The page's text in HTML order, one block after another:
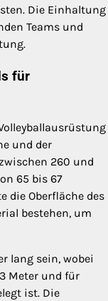
Die Einhaltung
Teams und
für
und der
260 und
65 bis 67
die Oberfläche des
bestehen, um
lang sein, wobei
Meter und für
ist. Die